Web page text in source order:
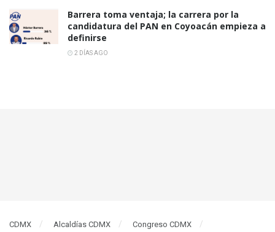
Barrera toma ventaja; la carrera por la
candidatura del PAN en Coyoacán empieza a
definirse
2 DÍAS AGO
CDMX Alcaldías CDMX Congreso CDMX